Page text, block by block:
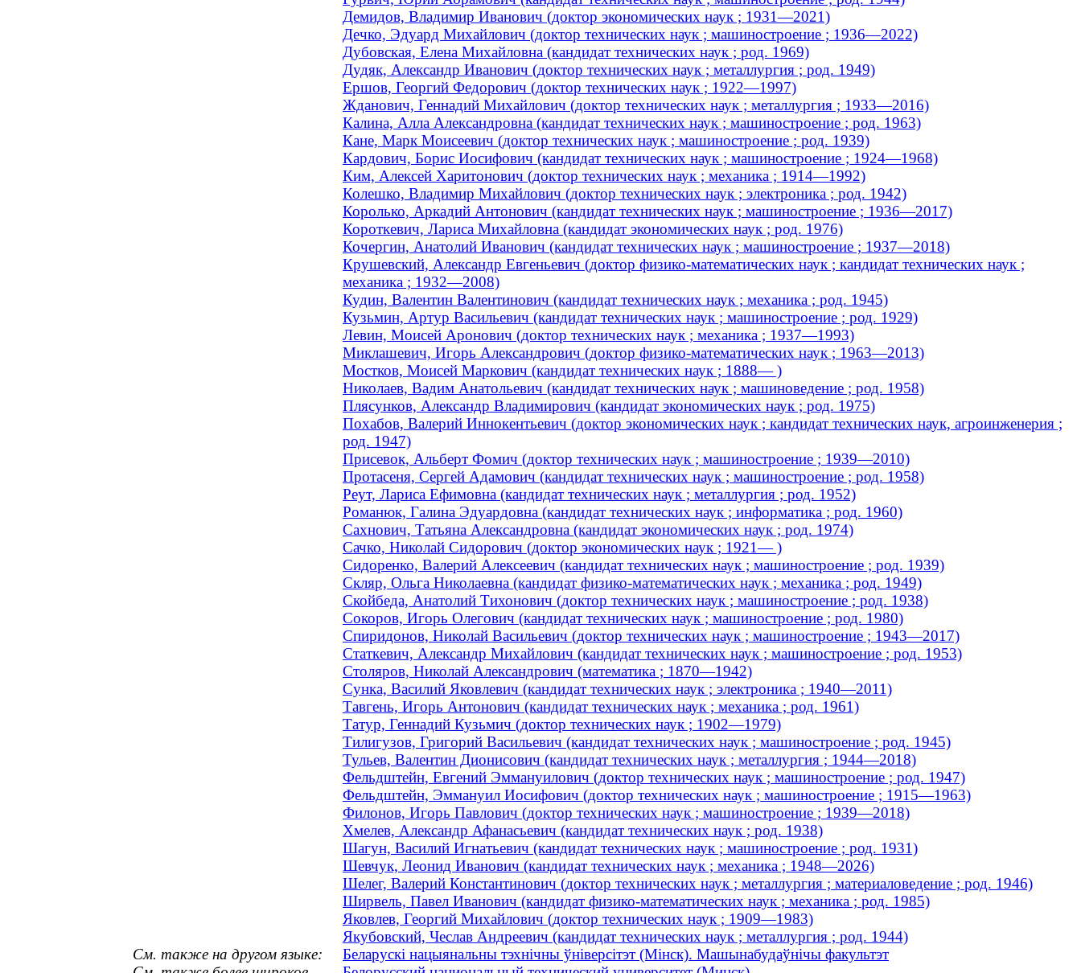
Демидов, Владимир Иванович (доктор экономических наук ; 1931—2021)
Дечко, Эдуард Михайлович (доктор технических наук ; машиностроение ; 1936—2022)
Дубовская, Елена Михайловна (кандидат технических наук ; род. 1969)
Дудяк, Александр Иванович (доктор технических наук ; металлургия ; род. 1949)
Ершов, Георгий Федорович (доктор технических наук ; 1922—1997)
Жданович, Геннадий Михайлович (доктор технических наук ; металлургия ; 1933—2016)
Калина, Алла Александровна (кандидат технических наук ; машиностроение ; род. 1963)
Кане, Марк Моисеевич (доктор технических наук ; машиностроение ; род. 1939)
Кардович, Борис Иосифович (кандидат технических наук ; машиностроение ; 1924—1968)
Ким, Алексей Харитонович (доктор технических наук ; механика ; 1914—1992)
Колешко, Владимир Михайлович (доктор технических наук ; электроника ; род. 1942)
Королько, Аркадий Антонович (кандидат технических наук ; машиностроение ; 1936—2017)
Короткевич, Лариса Михайловна (кандидат экономических наук ; род. 1976)
Кочергин, Анатолий Иванович (кандидат технических наук ; машиностроение ; 1937—2018)
Крушевский, Александр Евгеньевич (доктор физико-математических наук ; кандидат технических наук ;
механика ; 1932—2008)
Кудин, Валентин Валентинович (кандидат технических наук ; механика ; род. 1945)
Кузьмин, Артур Васильевич (кандидат технических наук ; машиностроение ; род. 1929)
Левин, Моисей Аронович (доктор технических наук ; механика ; 1937—1993)
Миклашевич, Игорь Александрович (доктор физико-математических наук ; 1963—2013)
Мостков, Моисей Маркович (кандидат технических наук ; 1888— )
Николаев, Вадим Анатольевич (кандидат технических наук ; машиноведение ; род. 1958)
Плясунков, Александр Владимирович (кандидат экономических наук ; род. 1975)
Похабов, Валерий Иннокентьевич (доктор экономических наук ; кандидат технических наук, агроинженерия ;
род. 1947)
Присевок, Альберт Фомич (доктор технических наук ; машиностроение ; 1939—2010)
Протасеня, Сергей Адамович (кандидат технических наук ; машиностроение ; род. 1958)
Реут, Лариса Ефимовна (кандидат технических наук ; металлургия ; род. 1952)
Романюк, Галина Эдуардовна (кандидат технических наук ; информатика ; род. 1960)
Сахнович, Татьяна Александровна (кандидат экономических наук ; род. 1974)
Сачко, Николай Сидорович (доктор экономических наук ; 1921— )
Сидоренко, Валерий Алексеевич (кандидат технических наук ; машиностроение ; род. 1939)
Скляр, Ольга Николаевна (кандидат физико-математических наук ; механика ; род. 1949)
Скойбеда, Анатолий Тихонович (доктор технических наук ; машиностроение ; род. 1938)
Сокоров, Игорь Олегович (кандидат технических наук ; машиностроение ; род. 1980)
Спиридонов, Николай Васильевич (доктор технических наук ; машиностроение ; 1943—2017)
Статкевич, Александр Михайлович (кандидат технических наук ; машиностроение ; род. 1953)
Столяров, Николай Александрович (математика ; 1870—1942)
Сунка, Василий Яковлевич (кандидат технических наук ; электроника ; 1940—2011)
Тавгень, Игорь Антонович (кандидат технических наук ; механика ; род. 1961)
Татур, Геннадий Кузьмич (доктор технических наук ; 1902—1979)
Тилигузов, Григорий Васильевич (кандидат технических наук ; машиностроение ; род. 1945)
Тульев, Валентин Дионисович (кандидат технических наук ; металлургия ; 1944—2018)
Фельдштейн, Евгений Эммануилович (доктор технических наук ; машиностроение ; род. 1947)
Фельдштейн, Эммануил Иосифович (доктор технических наук ; машиностроение ; 1915—1963)
Филонов, Игорь Павлович (доктор технических наук ; машиностроение ; 1939—2018)
Хмелев, Александр Афанасьевич (кандидат технических наук ; род. 1938)
Шагун, Василий Игнатьевич (кандидат технических наук ; машиностроение ; род. 1931)
Шевчук, Леонид Иванович (кандидат технических наук ; механика ; 1948—2026)
Шелег, Валерий Константинович (доктор технических наук ; металлургия ; материаловедение ; род. 1946)
Ширвель, Павел Иванович (кандидат физико-математических наук ; механика ; род. 1985)
Яковлев, Георгий Михайлович (доктор технических наук ; 1909—1983)
Якубовский, Чеслав Андреевич (кандидат технических наук ; металлургия ; род. 1944)
См. также на другом языке:
Беларускі нацыянальны тэхнічны ўніверсітэт (Мінск). Машынабудаўнічы факультэт